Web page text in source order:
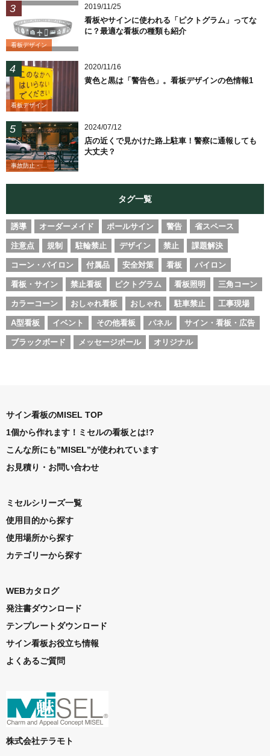
看板デザイン
2019/11/25
看板やサインに使われる「ピクトグラム」ってな
に？最適な看板の種類も紹介
看板デザイン
2020/11/16
黄色と黒は「警告色」。看板デザインの色情報1
事故防止・業務改善
2024/07/12
店の近くで見かけた路上駐車！警察に通報しても
大丈夫？
タグ一覧
誘導 オーダーメイド ポールサイン 警告 省スペース
注意点 規制 駐輪禁止 デザイン 禁止 課題解決
コーン・パイロン 付属品 安全対策 看板 パイロン
看板・サイン 禁止看板 ピクトグラム 看板照明 三角コーン
カラーコーン おしゃれ看板 おしゃれ 駐車禁止 工事現場
A型看板 イベント その他看板 パネル サイン・看板・広告
ブラックボード メッセージポール オリジナル
サイン看板のMISEL TOP
1個から作れます！ミセルの看板とは!?
こんな所にも”MISEL”が使われています
お見積り・お問い合わせ
ミセルシリーズ一覧
使用目的から探す
使用場所から探す
カテゴリーから探す
WEBカタログ
発注書ダウンロード
テンプレートダウンロード
サイン看板お役立ち情報
よくあるご質問
株式会社テラモト